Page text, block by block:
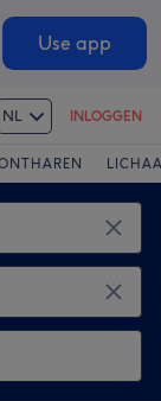
Use app
NL INLOGGEN